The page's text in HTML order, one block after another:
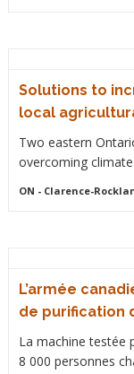
Solutions to
local
Two eastern
overcoming
ON - Clarence-
L’armée
de purification
La machine testée
8 000 personnes